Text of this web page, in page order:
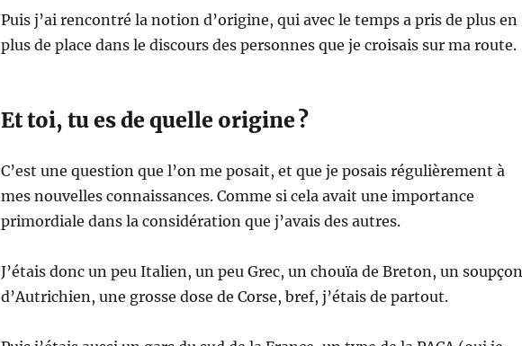
Puis j’ai rencontré la notion d’origine, qui avec le temps a pris de plus en
plus de place dans le discours des personnes que je croisais sur ma route.
Et toi, tu es de quelle origine ?
C’est une question que l’on me posait, et que je posais régulièrement à
mes nouvelles connaissances. Comme si cela avait une importance
primordiale dans la considération que j’avais des autres.
J’étais donc un peu Italien, un peu Grec, un chouïa de Breton, un soupçon
d’Autrichien, une grosse dose de Corse, bref, j’étais de partout.